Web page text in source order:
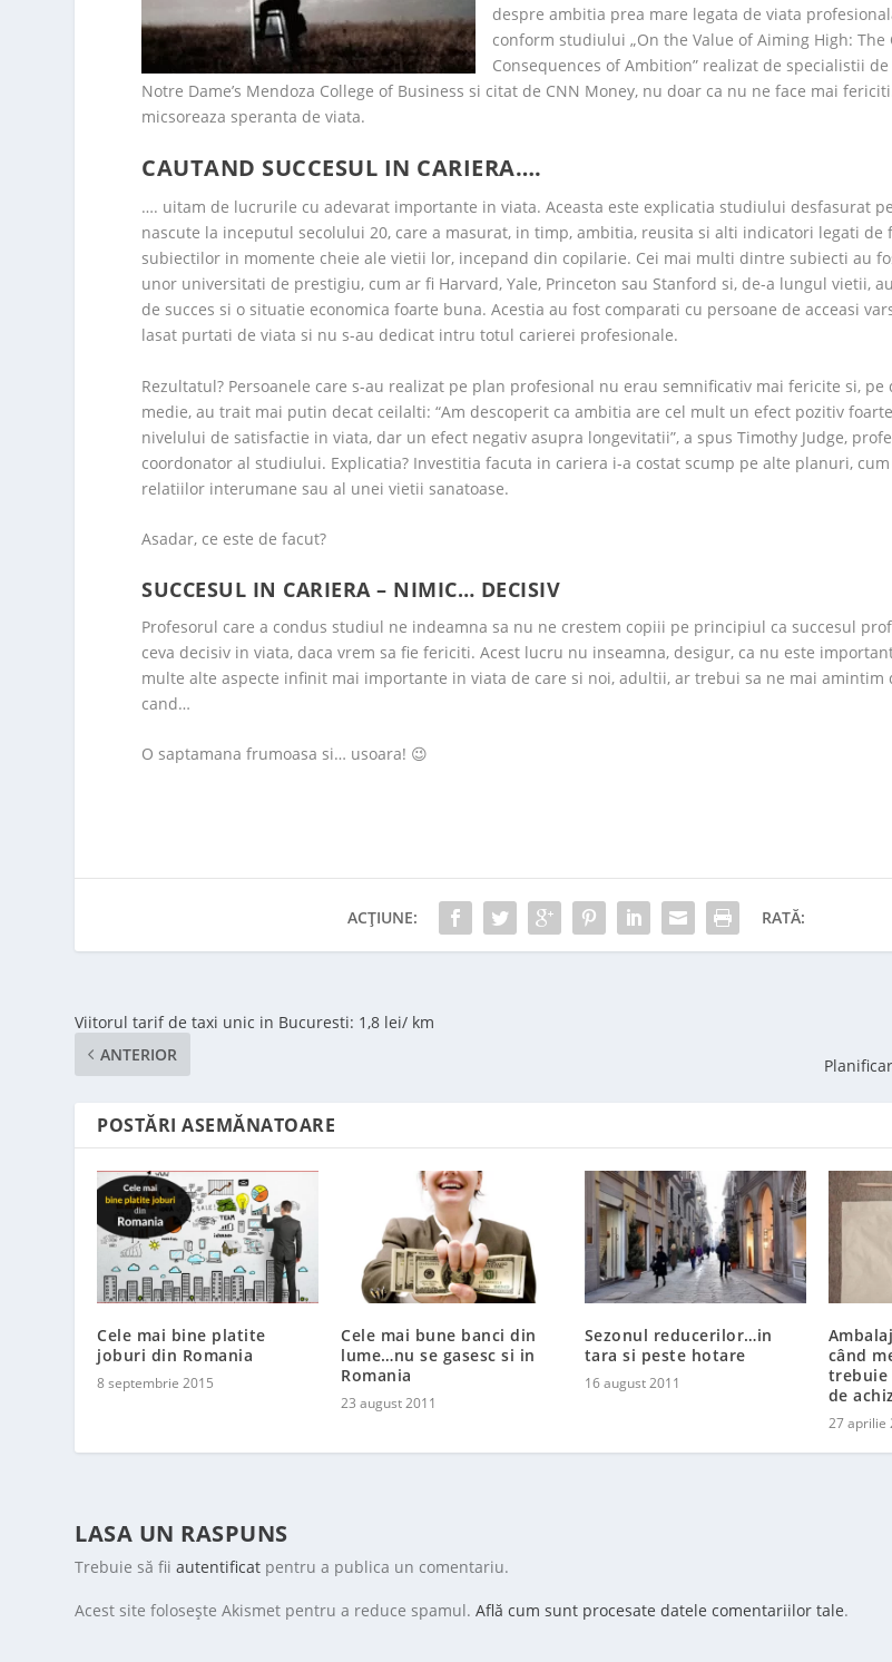
despre ambitia prea mare legata de viata
conform studiului „On the Value of Aiming High: The
Consequences of Ambition” realizat de specialistii
Notre Dame’s Mendoza College of Business si citat de CNN Money, nu doar ca nu ne face mai
micsoreaza speranta de viata.
CAUTAND SUCCESUL IN CARIERA….
…. uitam de lucrurile cu adevarat importante in viata. Aceasta este explicatia studiului desfasurat
nascute la inceputul secolului 20, care a masurat, in timp, ambitia, reusita si alti indicatori legati de
subiectilor in momente cheie ale vietii lor, incepand din copilarie. Cei mai multi dintre subiecti au
unor universitati de prestigiu, cum ar fi Harvard, Yale, Princeton sau Stanford si, de-a lungul vietii,
de succes si o situatie economica foarte buna. Acestia au fost comparati cu persoane de acceasi
lasat purtati de viata si nu s-au dedicat intru totul carierei profesionale.
Rezultatul? Persoanele care s-au realizat pe plan profesional nu erau semnificativ mai fericite si, pe
medie, au trait mai putin decat ceilalti: “Am descoperit ca ambitia are cel mult un efect pozitiv
nivelului de satisfactie in viata, dar un efect negativ asupra longevitatii”, a spus Timothy Judge,
coordonator al studiului. Explicatia? Investitia facuta in cariera i-a costat scump pe alte planuri,
relatiilor interumane sau al unei vietii sanatoase.
Asadar, ce este de facut?
SUCCESUL IN CARIERA – NIMIC… DECISIV
Profesorul care a condus studiul ne indeamna sa nu ne crestem copiii pe principiul ca succesul
ceva decisiv in viata, daca vrem sa fie fericiti. Acest lucru nu inseamna, desigur, ca nu este
multe alte aspecte infinit mai importante in viata de care si noi, adultii, ar trebui sa ne mai amintim
cand…
O saptamana frumoasa si… usoara! 😉
ACȚIUNE: RATĂ:
Viitorul tarif de taxi unic in Bucuresti: 1,8 lei/ km
ANTERIOR
POSTĂRI ASEMĂNATOARE
Cele mai bine platite
joburi din Romania
8 septembrie 2015
Cele mai bune banci din
lume…nu se gasesc si in
Romania
23 august 2011
Sezonul reducerilor…in
tara si peste hotare
16 august 2011
când
trebuie
de
27 aprilie
LASA UN RASPUNS
Trebuie să fiiautentificat pentru a publica un comentariu.
Acest site folosește Akismet pentru a reduce spamul.Află cum sunt procesate datele comentariilor tale.